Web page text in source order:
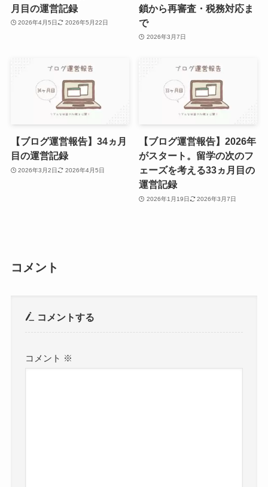
月目の運営記録
2026年4月5日 2026年5月22日
鎖から再審査・税務対応ま
で
2026年3月7日
【ブログ運営報告】34ヵ月
目の運営記録
2026年3月2日 2026年4月5日
【ブログ運営報告】2026年
がスタート。留学の次のフ
ェーズを考える33ヵ月目の
運営記録
2026年1月19日 2026年3月7日
コメント
コメントする
コメント ※